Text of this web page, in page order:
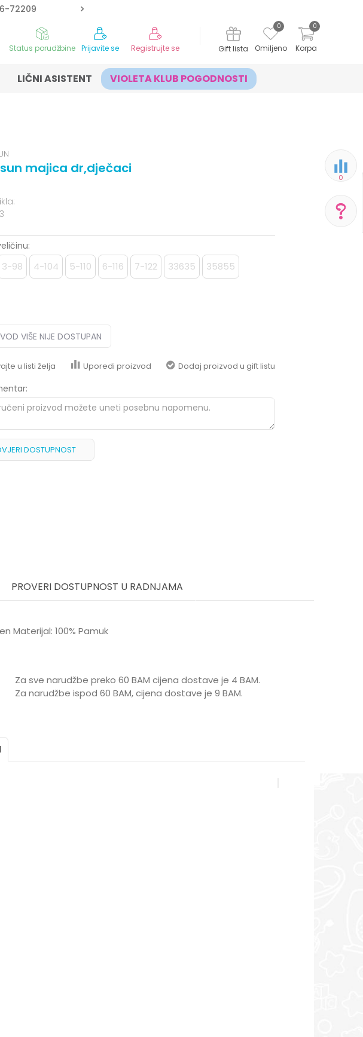
72209
Korpa
0
Omiljeno
0
Gift lista
Prijavite se Registrujte se
Status porudžbine
LIČNI ASISTENT VIOLETA KLUB POGODNOSTI
0
majica dr,dječaci
3-98 4-104 5-110 6-116 7-122 33635 35855
VIŠE NIJE DOSTUPAN
u listi želja Uporedi proizvod Dodaj proizvod u gift listu
DOSTUPNOST
aksaonlinebih@aksabih.ba
PROVERI DOSTUPNOST U RADNJAMA
Materijal: 100% Pamuk
TEGET
MUŠKI
Za sve narudžbe preko 60 BAM cijena dostave je 4 BAM.
Za narudžbe ispod 60 BAM, cijena dostave je 9 BAM.